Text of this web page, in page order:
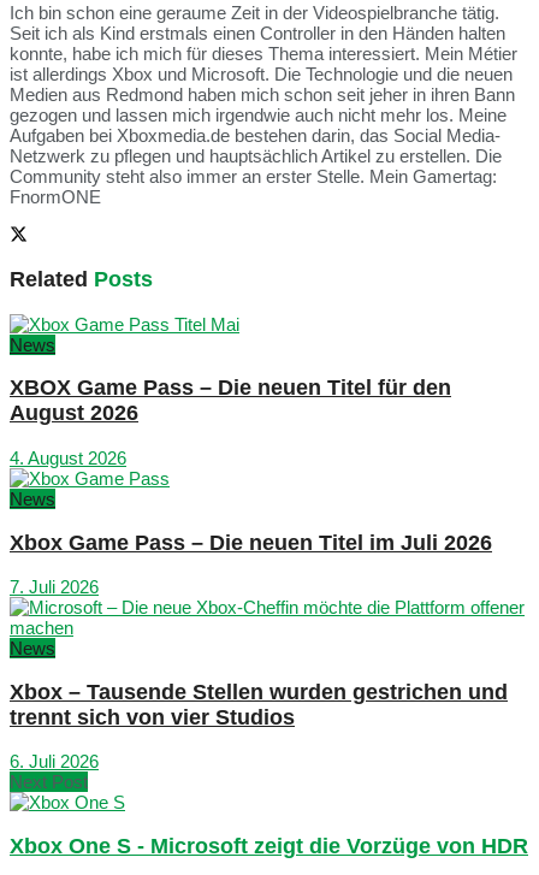
Ich bin schon eine geraume Zeit in der Videospielbranche tätig.
Seit ich als Kind erstmals einen Controller in den Händen halten
konnte, habe ich mich für dieses Thema interessiert. Mein Métier
ist allerdings Xbox und Microsoft. Die Technologie und die neuen
Medien aus Redmond haben mich schon seit jeher in ihren Bann
gezogen und lassen mich irgendwie auch nicht mehr los. Meine
Aufgaben bei Xboxmedia.de bestehen darin, das Social Media-
Netzwerk zu pflegen und hauptsächlich Artikel zu erstellen. Die
Community steht also immer an erster Stelle. Mein Gamertag:
FnormONE
Related Posts
News
XBOX Game Pass – Die neuen Titel für den
August 2026
4. August 2026
News
Xbox Game Pass – Die neuen Titel im Juli 2026
7. Juli 2026
News
Xbox – Tausende Stellen wurden gestrichen und
trennt sich von vier Studios
6. Juli 2026
Next Post
Xbox One S - Microsoft zeigt die Vorzüge von HDR